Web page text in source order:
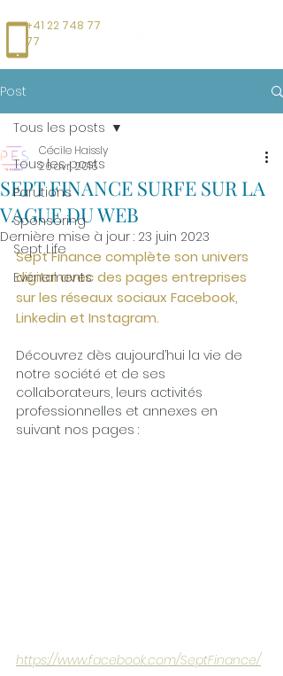
+41 22 748 77
77
Post
Tous les posts
Parutions
Sponsoring
Sept Life
Evénements
Tous les posts
SEPT FINANCE SURFE SUR LA
VAGUE DU WEB
Cécile Haissly
26 avr. 2016
Dernière mise à jour : 23 juin 2023
Sept Finance complète son univers
digital avec des pages entreprises
sur les réseaux sociaux Facebook,
Linkedin et Instagram.
Découvrez dès aujourd’hui la vie de
notre société et de ses
collaborateurs, leurs activités
professionnelles et annexes en
suivant nos pages :
https://www.facebook.com/SeptFinance/